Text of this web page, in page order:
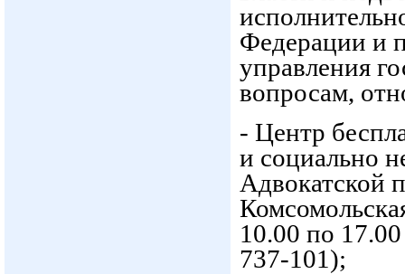
Федерации и
управления
вопросам,
- Центр
и социально
Адвокатской
10.00 по
737-101);